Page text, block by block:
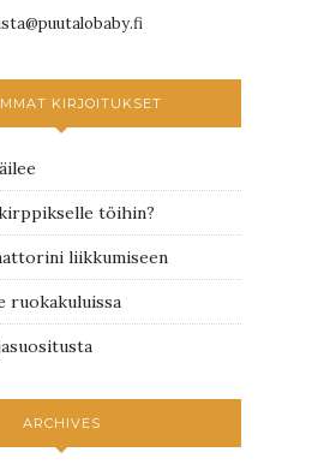
KIRJOITUKSET
töihin?
liikkumiseen
ruokakuluissa
ARCHIVES